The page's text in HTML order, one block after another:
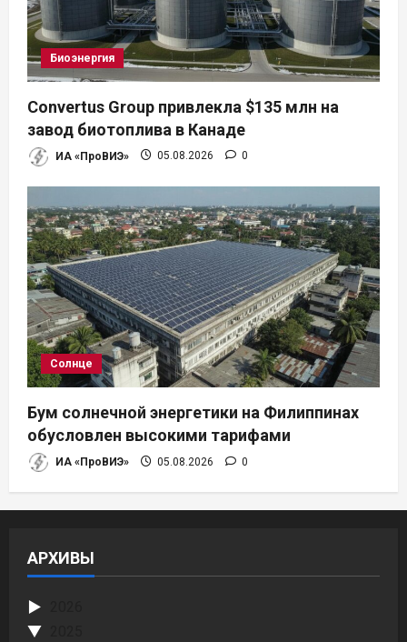
Биоэнергия
Convertus Group привлекла $135 млн на
завод биотоплива в Канаде
ИА «ПроВИЭ» 05.08.2026 0
Солнце
Бум солнечной энергетики на Филиппинах
обусловлен высокими тарифами
ИА «ПроВИЭ» 05.08.2026 0
АРХИВЫ